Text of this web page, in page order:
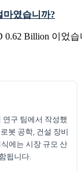
마였습니까?
0.62 Billion 이었습
연구 팀에서 작성했
봇 공학, 건설 장비
에는 시장 규모 산
됩니다.